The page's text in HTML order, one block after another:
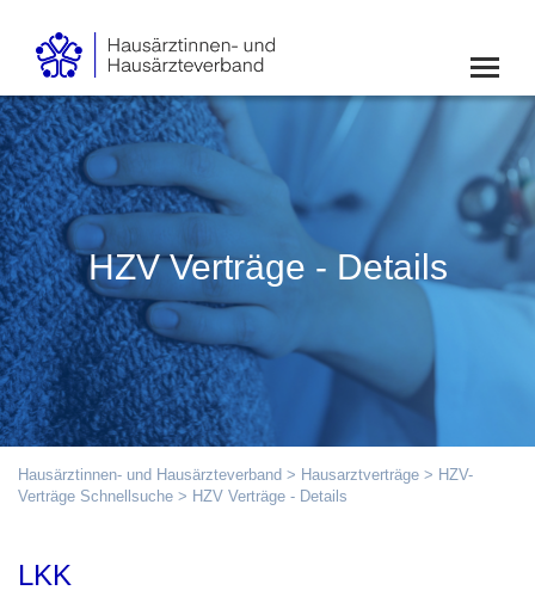
HZV Verträge - Details
Hausärztinnen- und Hausärzteverband > Hausarztverträge > HZV-
Verträge Schnellsuche > HZV Verträge - Details
LKK